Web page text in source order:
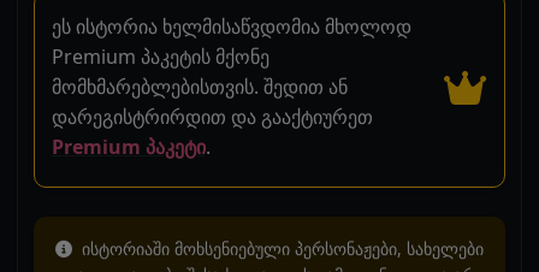
ეს ისტორია ხელმისაწვდომია მხოლოდ
Premium პაკეტის მქონე
მომხმარებლებისთვის. შედით ან
დარეგისტრირდით და გააქტიურეთ
Premium პაკეტი.
ისტორიაში მოხსენიებული პერსონაჟები, სახელები